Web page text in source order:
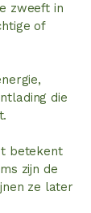
zweeft in
of
die
betekent
zijn de
ze later